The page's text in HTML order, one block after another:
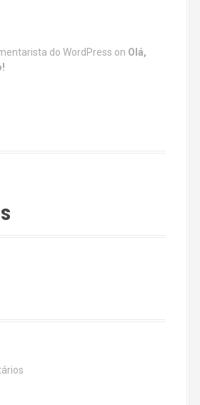
do WordPress on Olá,